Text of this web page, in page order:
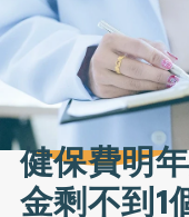
健保費明
金剩不到1